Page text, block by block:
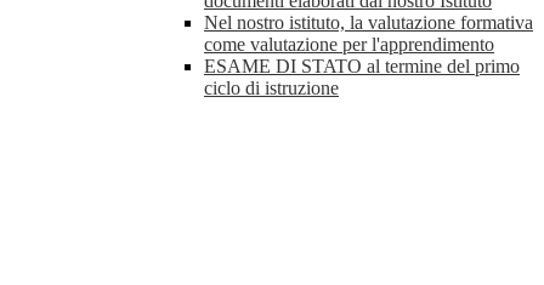
Nel nostro istituto, la valutazione formativa
come valutazione per l'apprendimento
ESAME DI STATO al termine del primo
ciclo di istruzione